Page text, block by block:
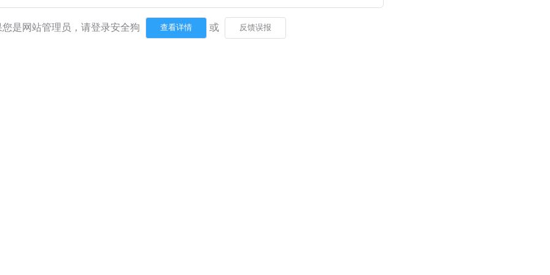
您是网站管理员，请登录安全狗 或